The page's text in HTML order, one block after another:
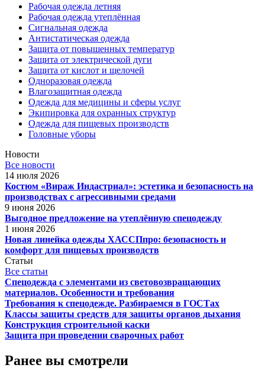
Рабочая одежда летняя
Рабочая одежда утеплённая
Сигнальная одежда
Антистатическая одежда
Защита от повышенных температур
Защита от электрической дуги
Защита от кислот и щелочей
Одноразовая одежда
Влагозащитная одежда
Одежда для медицины и сферы услуг
Экипировка для охранных структур
Одежда для пищевых производств
Головные уборы
Новости
Все новости
14 июля 2026
Костюм «Вираж Индастриал»: эстетика и безопасность на
производствах с агрессивными средами
9 июня 2026
Выгодное предложение на утеплённую спецодежду
1 июня 2026
Новая линейка одежды ХАССПпро: безопасность и
комфорт для пищевых производств
Статьи
Все статьи
Спецодежда с элементами из световозвращающих
материалов. Особенности и требования
Требования к спецодежде. Разбираемся в ГОСТах
Классы защиты средств для защиты органов дыхания
Конструкция строительной каски
Защита при проведении сварочных работ
Ранее вы смотрели